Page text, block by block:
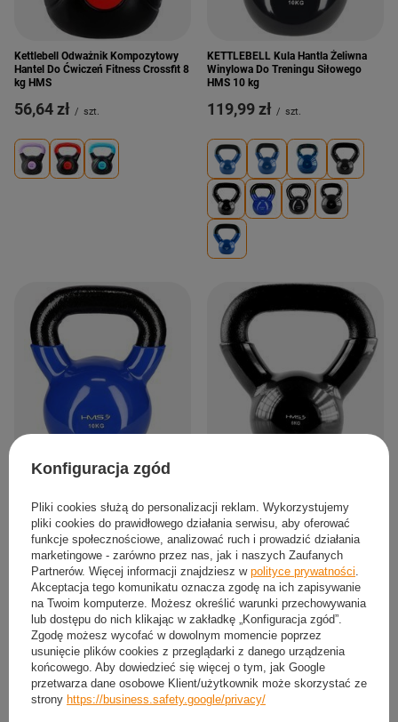
Kettlebell Odważnik Kompozytowy
Hantel Do Ćwiczeń Fitness Crossfit 8
kg HMS
56,64 zł / szt.
KETTLEBELL Kula Hantla Żeliwna
Winylowa Do Treningu Siłowego
HMS 10 kg
119,99 zł / szt.
Kettlebell Hantla Żeliwna Pokryta
Siłowego 10kg
119,99 zł / szt.
HMS 6 kg
70,07 zł / szt.
Konfiguracja zgód
Pliki cookies służą do personalizacji reklam. Wykorzystujemy
pliki cookies do prawidłowego działania serwisu, aby oferować
funkcje społecznościowe, analizować ruch i prowadzić działania
marketingowe - zarówno przez nas, jak i naszych Zaufanych
Partnerów. Więcej informacji znajdziesz w polityce prywatności
Akceptacja tego komunikatu oznacza zgodę na ich zapisywanie
na Twoim komputerze. Możesz określić warunki przechowywania
lub dostępu do nich klikając w zakładkę „Konfiguracja zgód”.
Zgodę możesz wycofać w dowolnym momencie poprzez
usunięcie plików cookies z przeglądarki z danego urządzenia
końcowego. Aby dowiedzieć się więcej o tym, jak Google
przetwarza dane osobowe Klient/użytkownik może skorzystać ze
strony https://business.safety.google/privacy/